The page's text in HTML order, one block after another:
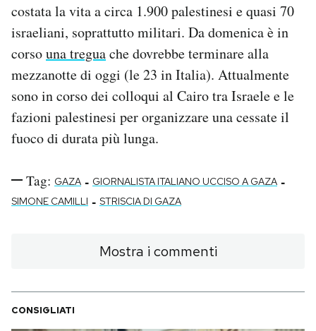
costata la vita a circa 1.900 palestinesi e quasi 70
israeliani, soprattutto militari. Da domenica è in
corsouna treguache dovrebbe terminare alla
mezzanotte di oggi (le 23 in Italia). Attualmente
sono in corso dei colloqui al Cairo tra Israele e le
fazioni palestinesi per organizzare una cessate il
fuoco di durata più lunga.
Tag: GAZA - GIORNALISTA ITALIANO UCCISO A GAZA -
SIMONE CAMILLI - STRISCIA DI GAZA
Mostra i commenti
CONSIGLIATI